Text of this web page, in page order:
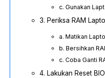
c. Gunakan
3. Periksa RAM
a. Matikan
b. Bersihkan
c. Coba Ganti
4. Lakukan Reset